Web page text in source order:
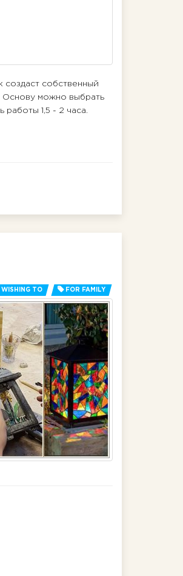
создаст собственный
Основу можно выбрать
1,5 - 2 часа.
WISHING TO FOR FAMILY